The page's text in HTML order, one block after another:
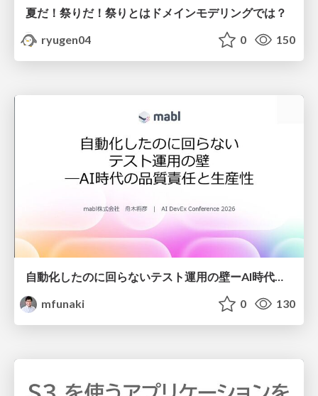
夏だ！祭りだ！祭りとはドメインモデリングでは？
ryugen04
0 150
自動化したのに回らないテスト運用の壁ーAI時代の品質責任と生産性
mfunaki
0 130